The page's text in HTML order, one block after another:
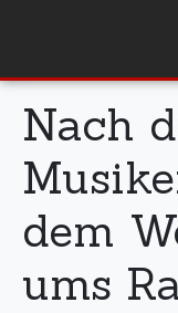
Nach
dem
ums